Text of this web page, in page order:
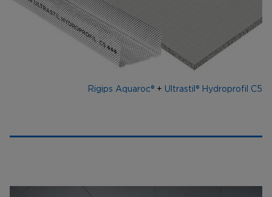
Rigips Aquaroc® + Ultrastil® Hydroprofil C5